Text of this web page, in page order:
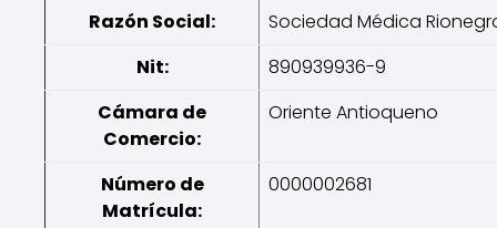
Razón Social:
Sociedad Médica
Nit:
890939936-9
Cámara de
Comercio:
Oriente Antioqueno
Número de
Matrícula:
0000002681